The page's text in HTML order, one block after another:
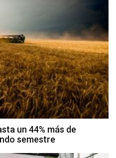
un 44% más de
semestre